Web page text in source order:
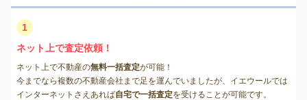
1
ネット上で査定依頼！
ネット上で不動産の無料一括査定が可能！
今までなら複数の不動産会社まで足を運んでいましたが、イエウールでは
インターネットさえあれば自宅で一括査定を受けることが可能です。